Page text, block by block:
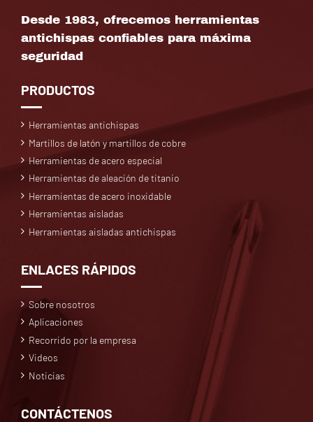
Desde 1983, ofrecemos herramientas
antichispas confiables para máxima
seguridad
PRODUCTOS
Herramientas antichispas
Martillos de latón y martillos de cobre
Herramientas de acero especial
Herramientas de aleación de titanio
Herramientas de acero inoxidable
Herramientas aisladas
Herramientas aisladas antichispas
ENLACES RÁPIDOS
Sobre nosotros
Aplicaciones
Recorrido por la empresa
Videos
Noticias
CONTÁCTENOS